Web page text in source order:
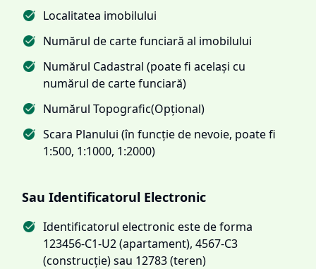
Localitatea imobilului
Numărul de carte funciară al imobilului
Numărul Cadastral (poate fi același cu
numărul de carte funciară)
Numărul Topografic(Opțional)
Scara Planului (în funcție de nevoie, poate fi
1:500, 1:1000, 1:2000)
Sau Identificatorul Electronic
Identificatorul electronic este de forma
123456-C1-U2 (apartament), 4567-C3
(construcție) sau 12783 (teren)